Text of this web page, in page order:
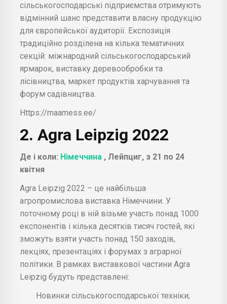
сільськогосподарські підприємства отримують
відмінний шанс представити власну продукцію
для європейської аудиторії. Експозиція
традиційно розділена на кілька тематичних
секцій: міжнародний сільськогосподарський
ярмарок, виставку деревообробки та
лісівництва, маркет продуктів харчування та
форум садівництва.
Https://maamess.ee/
2. Agra Leipzig 2022
Де і коли: Німеччина , Лейпциг, з 21 по 24
квітня
Agra Leipzig 2022 – це найбільша
агропромислова виставка Німеччини. У
поточному році в ній візьме участь понад 1000
експонентів і кілька десятків тисяч гостей, які
зможуть взяти участь понад 150 заходів,
лекціях, презентаціях і форумах з аграрної
політики. В рамках виставкової частини Agra
Leipzig будуть представлені:
Новинки сільськогосподарської техніки;